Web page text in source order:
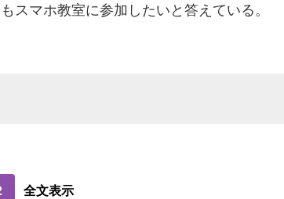
マホ教室に参加したいと答えている。
全文表示